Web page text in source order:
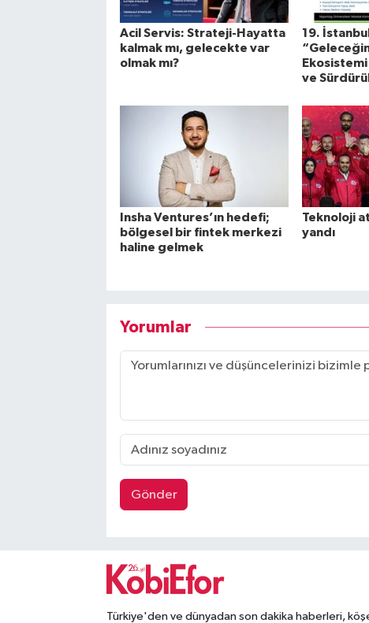
Acil Servis: Strateji-Hayatta
kalmak mı, gelecekte var
olmak mı?
19.
“Geleceğin
Ekosistemi
ve
Insha Ventures’ın hedefi;
bölgesel bir fintek merkezi
haline gelmek
Teknoloji
yandı
Yorumlar
Gönder
Türkiye'den ve dünyadan son dakika haberleri,